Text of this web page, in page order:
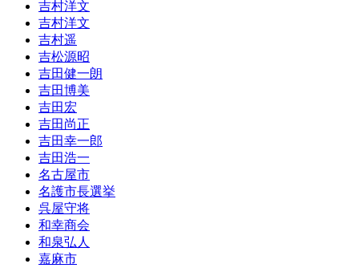
吉村洋文
吉村洋文
吉村遥
吉松源昭
吉田健一朗
吉田博美
吉田宏
吉田尚正
吉田幸一郎
吉田浩一
名古屋市
名護市長選挙
呉屋守将
和幸商会
和泉弘人
嘉麻市